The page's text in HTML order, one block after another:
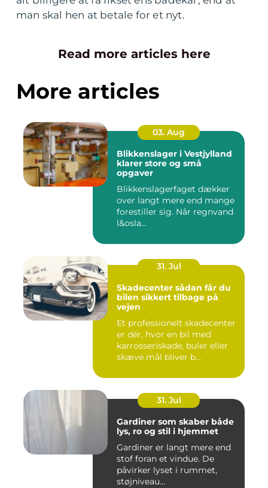
man skal hen at betale for et nyt.
Read more articles here
More articles
03. Aug
Blikkenslager i Vestjylland
klarer store og små
opgaver
Blikkenslagerfaget dækker
over langt mere end mange
forestiller sig. Når regnvand
l&osla...
31. Jul
Skadecenter sådan får du
bilen sikkert tilbage på
vejen
Et professionelt skadecenter
er dér, hvor en bil med
karrosseriskade, buler eller
skæve mål bliver b...
31. Jul
Gardiner som skaber både
lys, ro og stil i hjemmet
Gardiner er langt mere end
stof foran et vindue. De
påvirker lyset i rummet,
støjniveau...